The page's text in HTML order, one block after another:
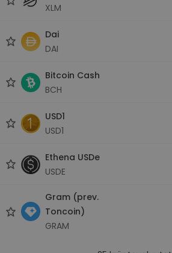
XLM
Dai
DAI
Bitcoin Cash
BCH
USD1
USD1
Ethena USDe
USDE
Gram (prev.
Toncoin)
GRAM